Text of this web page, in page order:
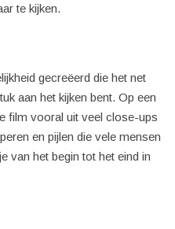
te kijken.
gecreëerd die het net
aan het kijken bent. Op een
film vooral uit veel close-ups
en pijlen die vele mensen
van het begin tot het eind in